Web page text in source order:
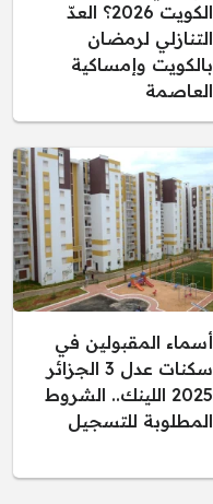
الكويت 2026؟ العدّ
التنازلي لرمضان
بالكويت وإمساكية
العاصمة
أسماء المقبولين في
سكنات عدل 3 الجزائر
2025 اللينك.. الشروط
المطلوبة للتسجيل